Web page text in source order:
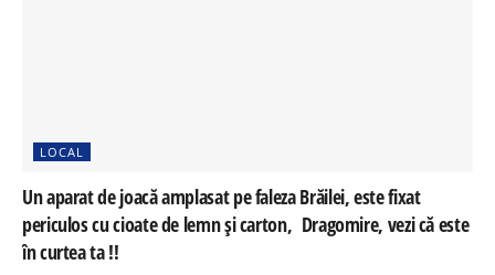
LOCAL
Un aparat de joacă amplasat pe faleza Brăilei, este fixat
periculos cu cioate de lemn și carton, Dragomire, vezi că este
în curtea ta !!